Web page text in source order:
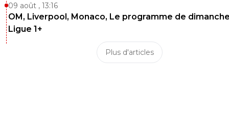
09 août , 13:16
OM, Liverpool, Monaco, Le programme de
Ligue 1+
Plus d'articles